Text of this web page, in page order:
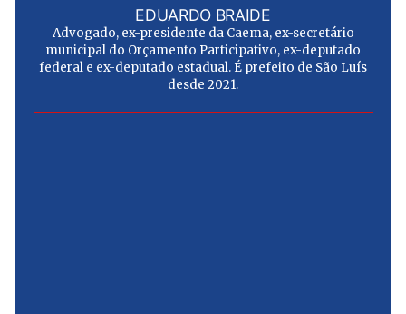
EDUARDO BRAIDE
Advogado, ex-presidente da Caema, ex-secretário
municipal do Orçamento Participativo, ex-deputado
federal e ex-deputado estadual. É prefeito de São Luís
desde 2021.